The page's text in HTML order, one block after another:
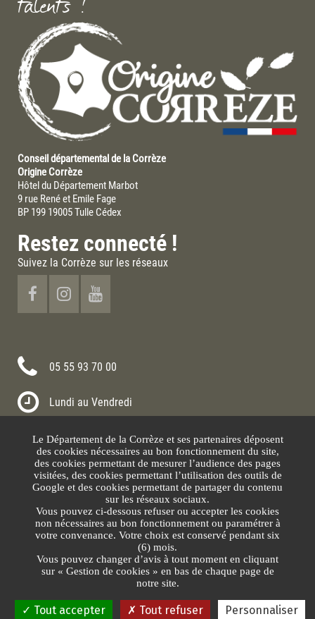
talents !
Conseil départemental de la Corrèze
Origine Corrèze
Hôtel du Département Marbot
9 rue René et Emile Fage
BP 199 19005 Tulle Cédex
Protection des données Gestion des cookies
Restez connecté !
Suivez la Corrèze sur les réseaux
05 55 93 70 00
Lundi au Vendredi
Nous contacter
Le Département de la Corrèze et ses partenaires déposent
des cookies nécessaires au bon fonctionnement du site,
des cookies permettant de mesurer l’audience des pages
visitées, des cookies permettant l’utilisation des outils de
Google et des cookies permettant de partager du contenu
sur les réseaux sociaux.
Vous pouvez ci-dessous refuser ou accepter les cookies
non nécessaires au bon fonctionnement ou paramétrer à
votre convenance. Votre choix est conservé pendant six
(6) mois.
Vous pouvez changer d’avis à tout moment en cliquant
sur « Gestion de cookies » en bas de chaque page de
notre site.
Tout accepter Tout refuser Personnaliser